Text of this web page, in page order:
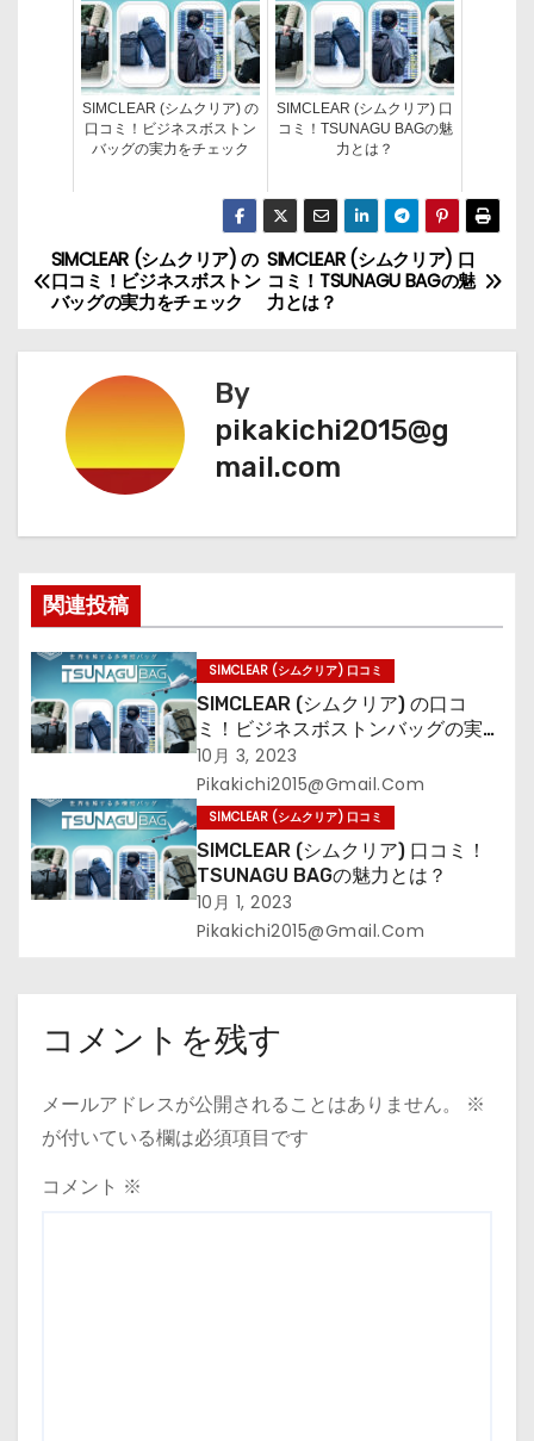
SIMCLEAR (シムクリア) の
口コミ！ビジネスボストン
バッグの実力をチェック
SIMCLEAR (シムクリア) 口
コミ！TSUNAGU BAGの魅
力とは？
投
稿
ビ
ゲ
シ
ョ
ン
SIMCLEAR (シムクリア) 口
コミ！TSUNAGU BAGの魅
力とは？
SIMCLEAR (シムクリア) の
口コミ！ビジネスボストン
バッグの実力をチェック
By
pikakichi2015@g
mail.com
関連投稿
SIMCLEAR (シムクリア) 口コミ
SIMCLEAR (シムクリア) の口コ
ミ！ビジネスボストンバッグの実力
をチェック
10月 3, 2023
Pikakichi2015@gmail.com
SIMCLEAR (シムクリア) 口コミ
SIMCLEAR (シムクリア) 口コミ！
TSUNAGU BAGの魅力とは？
10月 1, 2023
Pikakichi2015@gmail.com
コメントを残す
メールアドレスが公開されることはありません。
※
が付いている欄は必須項目です
コメント ※